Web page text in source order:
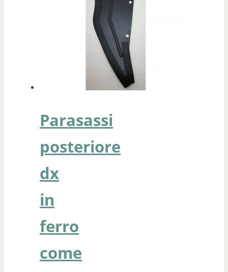
Parasassi
posteriore
dx
in
ferro
come